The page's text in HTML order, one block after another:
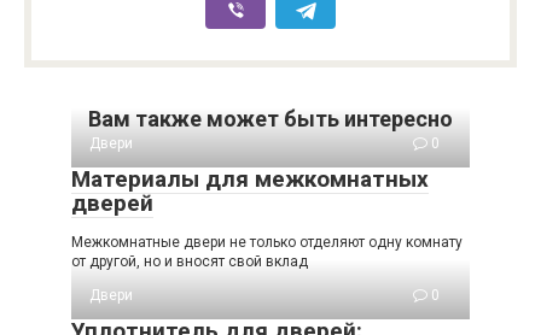
Вам также может быть интересно
Двери 0
Материалы для межкомнатных
дверей
Межкомнатные двери не только отделяют одну комнату
от другой, но и вносят свой вклад
Двери
0